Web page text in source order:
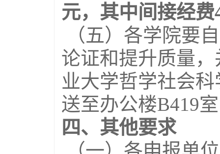
元，其中间接经费
（五）各学院要
论证和提升质量
业大学哲学社会
送至办公楼B419
四、其他要求